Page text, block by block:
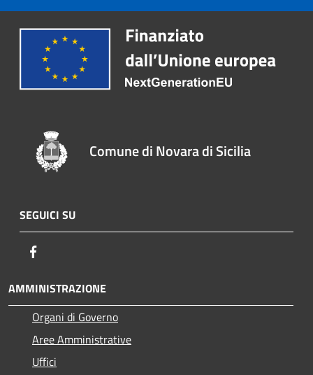
Comune di Novara di Sicilia
SEGUICI SU
AMMINISTRAZIONE
Organi di Governo
Aree Amministrative
Uffici